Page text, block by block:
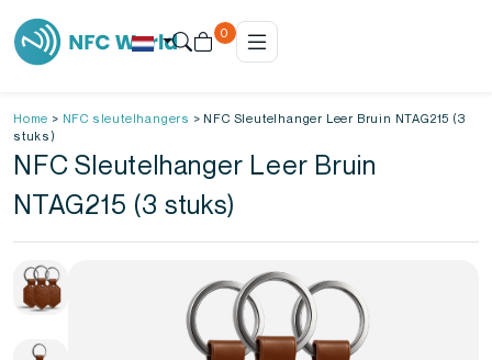
0
Home > NFC sleutelhangers > NFC Sleutelhanger Leer Bruin NTAG215 (3
stuks)
NFC Sleutelhanger Leer Bruin
NTAG215 (3 stuks)